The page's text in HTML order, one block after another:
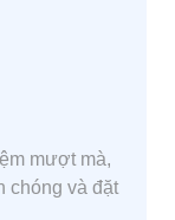
mượt mà,
chóng và đặt